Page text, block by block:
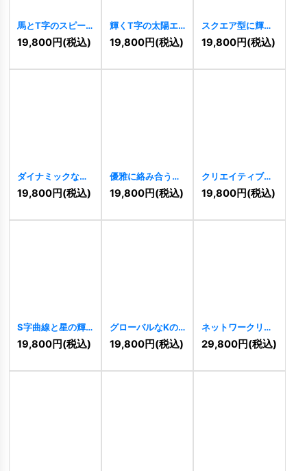
馬とT字のスピー
ド感あふれるトラ
イアングルロゴ
19,800円(税込)
輝くT字の太陽エ
ネルギーロゴ
10371 ]
19,800円(税込)
スクエア型に輝く
太陽のエネルギー
ロゴ 10349]
19,800円(税込)
ダイナミックな太
陽のような球体O
ロゴ 10323]
19,800円(税込)
優雅に絡み合う
AP（またはH）の
ロゴ 10212]
19,800円(税込)
クリエイティブな
Yと成長のロゴ
10234]
19,800円(税込)
S字曲線と星の輝
く成功ロゴ
10246]
19,800円(税込)
グローバルなKの
ダイナミックロゴ
10269]
19,800円(税込)
ネットワークリン
グのロゴ [11039]
29,800円(税込)